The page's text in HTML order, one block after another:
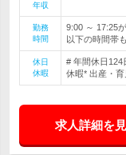
年収
勤務
時間
9:00 ～ 17:25
以下の時間帯
休日
休暇
# 年間休日124
休暇* 出産・
求人詳細を